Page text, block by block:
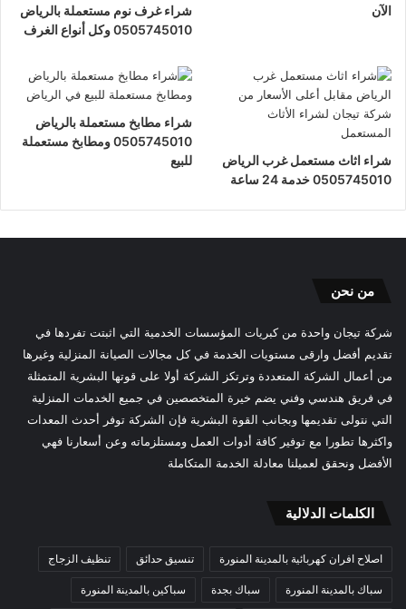
الآن
شراء غرف نوم مستعملة بالرياض
0505745010 وكل أنواع الغرف
شراء اثاث مستعمل غرب الرياض
0505745010 خدمة 24 ساعة
شراء مطابخ مستعملة بالرياض
0505745010 ومطابخ مستعملة
للبيع
من نحن
شركة تيجان واحدة من كبريات المؤسسات الخدمية التي اثبتت تفردها في
تقديم أفضل وارقى مستويات الخدمة في كل مجالات الصيانة المنزلية وغيرها
من أعمال الشركة المتعددة وترتكز الشركة أولا على قوتها البشرية المتمثلة
في فريق هندسي وفني يضم خيرة المتخصصين في جميع الخدمات المنزلية
التي نتولى تقديمها وبجانب القوة البشرية فإن الشركة توفر أحدث المعدات
واكثرها تطورا مع توفير كافة أدوات العمل ومستلزماته وعن أسعارنا فهي
الأفضل ونحقق لعميلنا معادلة الخدمة المتكاملة
الكلمات الدلالية
اصلاح افران كهربائية بالمدينة المنورة تنسيق حدائق تنظيف الزجاج
سباك بالمدينة المنورة سباك بجدة سباكين بالمدينة المنورة